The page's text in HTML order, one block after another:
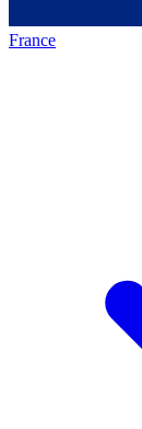
France